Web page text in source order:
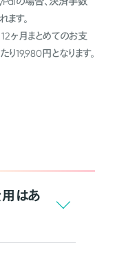
す。
ヶ月まとめてのお支
19,980円となります。
はあ